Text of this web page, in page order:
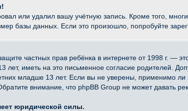
или удалил вашу учётную запись. Кроме того,
базы данных. Если это произошло, попробуйте
частных прав ребёнка в интернете от 1998 г. —
иметь на это письменное согласие родителей.
младше 13 лет. Если вы не уверены, применимо ли
внимание, что phpBB Group не может давать
юридической силы.